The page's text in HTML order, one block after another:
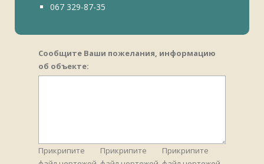
067 329-87-35
Сообщите Ваши пожелания, информацию
об объекте:
Прикрипите
Прикрипите
Прикрипите